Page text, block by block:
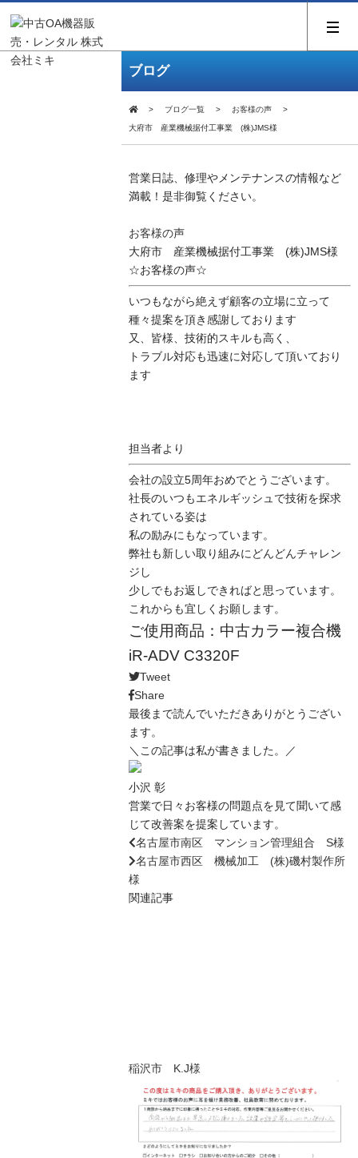
ブログ
ブログ一覧 お客様の声
大府市 産業機械据付工事業 (株)JMS様
営業日誌、修理やメンテナンスの情報など
満載！是非御覧ください。
お客様の声
大府市 産業機械据付工事業 (株)JMS様
☆お客様の声☆
いつもながら絶えず顧客の立場に立って
種々提案を頂き感謝しております
又、皆様、技術的スキルも高く、
トラブル対応も迅速に対応して頂いており
ます
担当者より
会社の設立5周年おめでとうございます。
社長のいつもエネルギッシュで技術を探求
されている姿は
私の励みにもなっています。
弊社も新しい取り組みにどんどんチャレン
ジし
少しでもお返しできればと思っています。
これからも宜しくお願します。
ご使用商品：中古カラー複合機
iR-ADV C3320F
Tweet
Share
最後まで読んでいただきありがとうござい
ます。
＼この記事は私が書きました。／
小沢 彰
営業で日々お客様の問題点を見て聞いて感
じて改善案を提案しています。
名古屋市南区 マンション管理組合 S様
名古屋市西区 機械加工 (株)磯村製作所
様
関連記事
稲沢市 K.J様